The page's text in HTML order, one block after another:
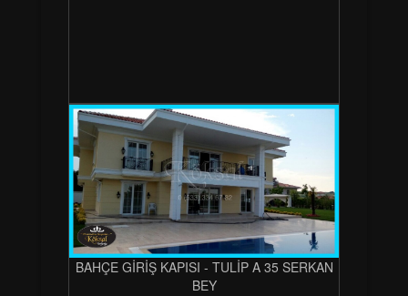
BAHÇE GİRİŞ KAPISI - TULİP A 35 SERKAN
BEY